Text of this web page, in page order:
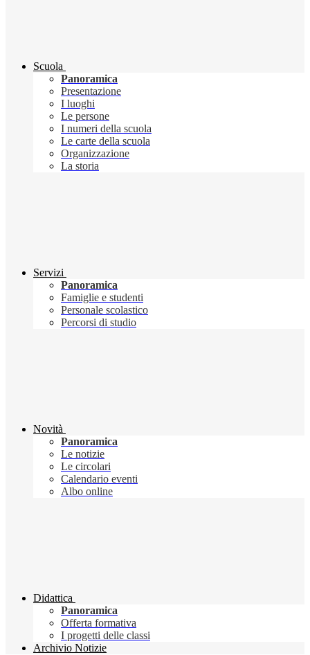
Scuola
Panoramica
Presentazione
I luoghi
Le persone
I numeri della scuola
Le carte della scuola
Organizzazione
La storia
Servizi
Panoramica
Famiglie e studenti
Personale scolastico
Percorsi di studio
Novità
Panoramica
Le notizie
Le circolari
Calendario eventi
Albo online
Didattica
Panoramica
Offerta formativa
I progetti delle classi
Archivio Notizie